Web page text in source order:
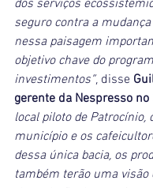
seguro contra a
nessa paisagem
objetivo chave do
investimentos”, disse
gerente da Nespresso
local piloto de Patrocínio,
município e os
dessa única bacia, os
também terão uma visão